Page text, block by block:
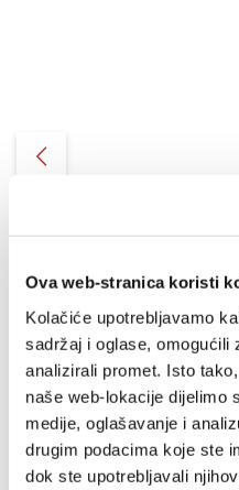
Ova web-stranica koristi
Kolačiće upotrebljavamo
sadržaj i oglase, omogućili
analizirali promet. Isto
naše web-lokacije dijelimo
medije, oglašavanje i
drugim podacima koje ste
dok ste upotrebljavali
Gospa